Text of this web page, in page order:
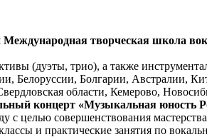
Международная творческая школа
(дуэты, трио), а также
Белоруссии, Болгарии,
области, Кемерово,
концерт «Музыкальная юность
с целью совершенствования
и практические занятия по